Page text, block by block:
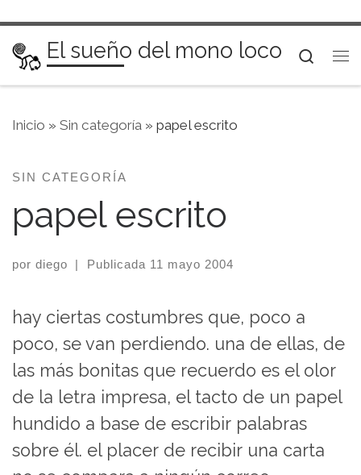
Saltar al contenido
El sueño del mono loco
Inicio » Sin categoría » papel escrito
SIN CATEGORÍA
papel escrito
por diego | Publicada 11 mayo 2004
hay ciertas costumbres que, poco a
poco, se van perdiendo. una de ellas, de
las más bonitas que recuerdo es el olor
de la letra impresa, el tacto de un papel
hundido a base de escribir palabras
sobre él. el placer de recibir una carta